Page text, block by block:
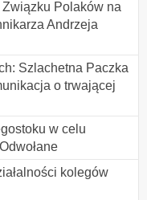
Polaków na
Andrzeja
Szlachetna Paczka
o trwającej
w celu
kolegów